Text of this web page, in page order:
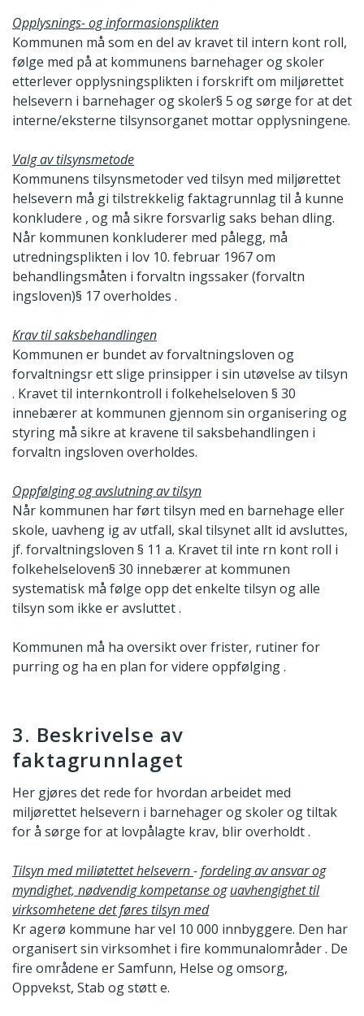
Opplysnings- og informasionsplikten
Kommunen må som en del av kravet til intern kont roll,
følge med på at kommunens barnehager og skoler
etterlever opplysningsplikten i forskrift om miljørettet
helsevern i barnehager og skoler§ 5 og sørge for at det
interne/eksterne tilsynsorganet mottar opplysningene.
Valg av tilsynsmetode
Kommunens tilsynsmetoder ved tilsyn med miljørettet
helsevern må gi tilstrekkelig faktagrunnlag til å kunne
konkludere , og må sikre forsvarlig saks behan dling.
Når kommunen konkluderer med pålegg, må
utredningsplikten i lov 10. februar 1967 om
behandlingsmåten i forvaltn ingssaker (forvaltn
ingsloven)§ 17 overholdes .
Krav til saksbehandlingen
Kommunen er bundet av forvaltningsloven og
forvaltningsr ett slige prinsipper i sin utøvelse av tilsyn
. Kravet til internkontroll i folkehelseloven § 30
innebærer at kommunen gjennom sin organisering og
styring må sikre at kravene til saksbehandlingen i
forvaltn ingsloven overholdes.
Oppfølging og avslutning av tilsyn
Når kommunen har ført tilsyn med en barnehage eller
skole, uavheng ig av utfall, skal tilsynet allt id avsluttes,
jf. forvaltningsloven § 11 a. Kravet til inte rn kont roll i
folkehelseloven§ 30 innebærer at kommunen
systematisk må følge opp det enkelte tilsyn og alle
tilsyn som ikke er avsluttet .
Kommunen må ha oversikt over frister, rutiner for
purring og ha en plan for videre oppfølging .
3. Beskrivelse av
faktagrunnlaget
Her gjøres det rede for hvordan arbeidet med
miljørettet helsevern i barnehager og skoler og tiltak
for å sørge for at lovpålagte krav, blir overholdt .
Tilsyn med miliøtettet helsevern-fordeling av ansvar og
myndighet, nødvendig kompetanse og uavhengighet til
virksomhetene det føres tilsyn med
Kr agerø kommune har vel 10 000 innbyggere. Den har
organisert sin virksomhet i fire kommunalområder . De
fire områdene er Samfunn, Helse og omsorg,
Oppvekst, Stab og støtt e.